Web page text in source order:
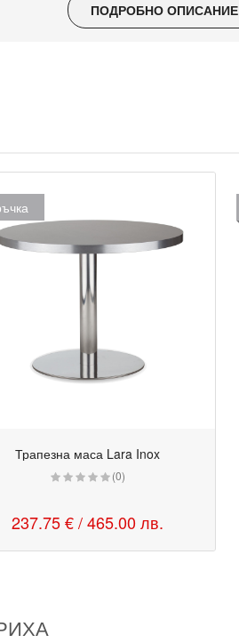
ПОДРОБНО ОПИСАНИЕ
Трапезна маса Lara Inox
(0)
237.75 € / 465.00 лв.